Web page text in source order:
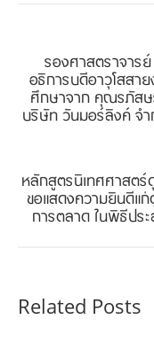
รองศาสตราจาร
อธิการบดีอาวุโสสา
ศึกษาจาก คุณรภัส
บริษัท วันมอร์ลิงค์ จ
หลักสูตรนิเทศศาสต
ขอแสดงความยินดีแ
การตลาด ในพิธีป
Related Posts